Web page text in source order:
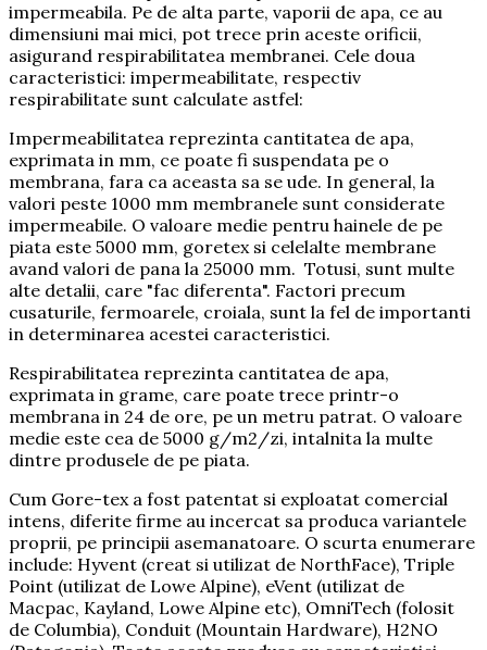
impermeabila. Pe de alta parte, vaporii de apa, ce au
dimensiuni mai mici, pot trece prin aceste orificii,
asigurand respirabilitatea membranei. Cele doua
caracteristici: impermeabilitate, respectiv
respirabilitate sunt calculate astfel:
Impermeabilitatea reprezinta cantitatea de apa,
exprimata in mm, ce poate fi suspendata pe o
membrana, fara ca aceasta sa se ude. In general, la
valori peste 1000 mm membranele sunt considerate
impermeabile. O valoare medie pentru hainele de pe
piata este 5000 mm, goretex si celelalte membrane
avand valori de pana la 25000 mm. Totusi, sunt multe
alte detalii, care "fac diferenta". Factori precum
cusaturile, fermoarele, croiala, sunt la fel de importanti
in determinarea acestei caracteristici.
Respirabilitatea reprezinta cantitatea de apa,
exprimata in grame, care poate trece printr-o
membrana in 24 de ore, pe un metru patrat. O valoare
medie este cea de 5000 g/m2/zi, intalnita la multe
dintre produsele de pe piata.
Cum Gore-tex a fost patentat si exploatat comercial
intens, diferite firme au incercat sa produca variantele
proprii, pe principii asemanatoare. O scurta enumerare
include: Hyvent (creat si utilizat de NorthFace), Triple
Point (utilizat de Lowe Alpine), eVent (utilizat de
Macpac, Kayland, Lowe Alpine etc), OmniTech (folosit
de Columbia), Conduit (Mountain Hardware), H2NO